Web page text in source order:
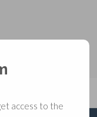
access to the